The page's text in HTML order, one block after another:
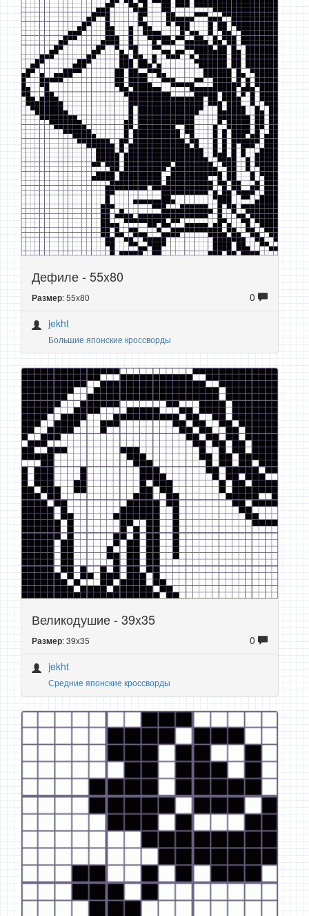
Дефиле - 55x80
Размер: 55x80
0
jekht
Большие японские кроссворды
Великодушие - 39x35
Размер: 39x35
0
jekht
Средние японские кроссворды